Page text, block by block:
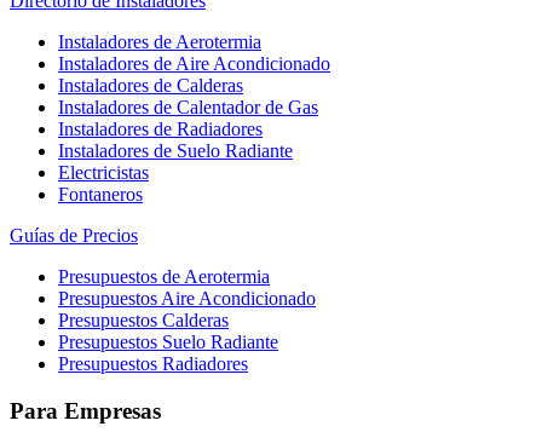
Instaladores de Aerotermia
Instaladores de Aire Acondicionado
Instaladores de Calderas
Instaladores de Calentador de Gas
Instaladores de Radiadores
Instaladores de Suelo Radiante
Electricistas
Fontaneros
Guías de Precios
Presupuestos de Aerotermia
Presupuestos Aire Acondicionado
Presupuestos Calderas
Presupuestos Suelo Radiante
Presupuestos Radiadores
Para Empresas